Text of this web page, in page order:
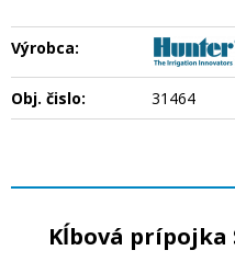
Výrobca:
Obj. čislo: 31464
Kĺbová prípojka